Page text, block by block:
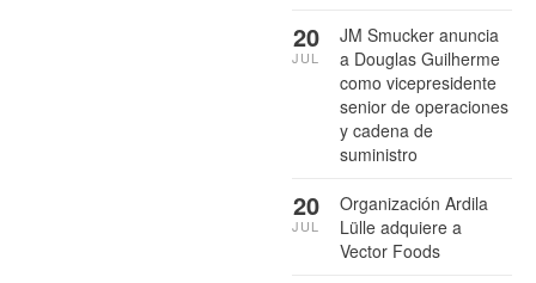
JM Smucker anuncia
a Douglas Guilherme
como vicepresidente
senior de operaciones
y cadena de
suministro
20
JUL
Organización Ardila
Lülle adquiere a
Vector Foods
20
JUL